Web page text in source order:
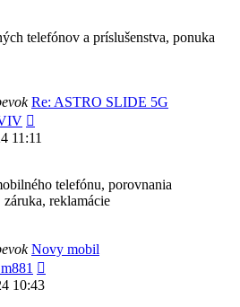
telefónov a príslušenstva, ponuka
Re: ASTRO SLIDE 5G
posledný
11:11
telefónu, porovnania
reklamácie
Novy mobil
10:43